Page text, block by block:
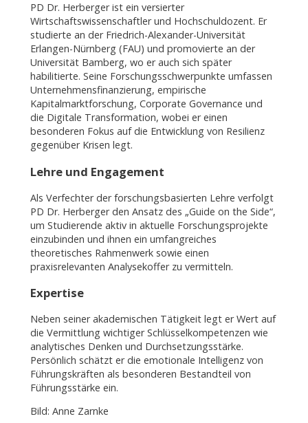
PD Dr. Herberger ist ein versierter
Wirtschaftswissenschaftler und Hochschuldozent. Er
studierte an der Friedrich-Alexander-Universität
Erlangen-Nürnberg (FAU) und promovierte an der
Universität Bamberg, wo er auch sich später
habilitierte. Seine Forschungsschwerpunkte umfassen
Unternehmensfinanzierung, empirische
Kapitalmarktforschung, Corporate Governance und
die Digitale Transformation, wobei er einen
besonderen Fokus auf die Entwicklung von Resilienz
gegenüber Krisen legt.
Lehre und Engagement
Als Verfechter der forschungsbasierten Lehre verfolgt
PD Dr. Herberger den Ansatz des „Guide on the Side“,
um Studierende aktiv in aktuelle Forschungsprojekte
einzubinden und ihnen ein umfangreiches
theoretisches Rahmenwerk sowie einen
praxisrelevanten Analysekoffer zu vermitteln.
Expertise
Neben seiner akademischen Tätigkeit legt er Wert auf
die Vermittlung wichtiger Schlüsselkompetenzen wie
analytisches Denken und Durchsetzungsstärke.
Persönlich schätzt er die emotionale Intelligenz von
Führungskräften als besonderen Bestandteil von
Führungsstärke ein.
Bild: Anne Zarnke